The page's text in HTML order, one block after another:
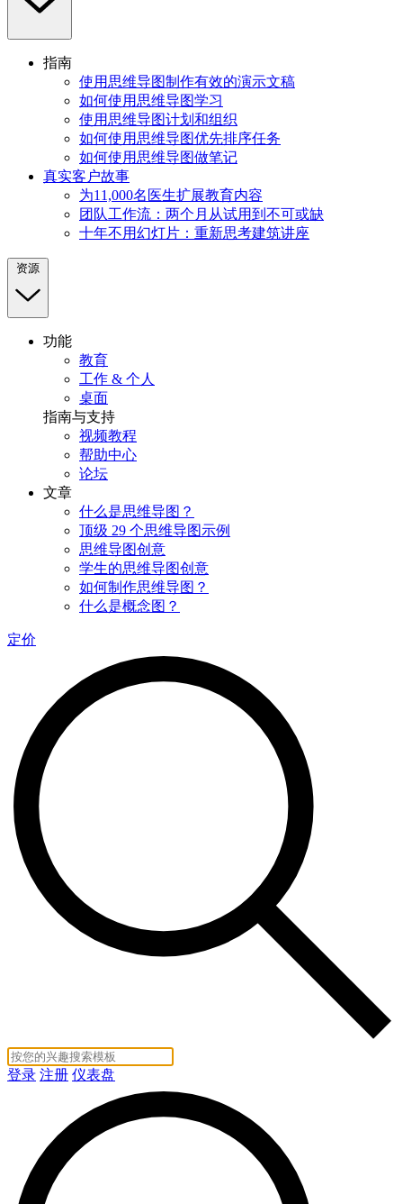
指南
使用思维导图制作有效的演示文稿
如何使用思维导图学习
使用思维导图计划和组织
如何使用思维导图优先排序任务
如何使用思维导图做笔记
真实客户故事
为11,000名医生扩展教育内容
团队工作流：两个月从试用到不可或缺
十年不用幻灯片：重新思考建筑讲座
资源
功能
教育
工作 & 个人
桌面
指南与支持
视频教程
帮助中心
论坛
文章
什么是思维导图？
顶级 29 个思维导图示例
思维导图创意
学生的思维导图创意
如何制作思维导图？
什么是概念图？
定价
登录 注册 仪表盘